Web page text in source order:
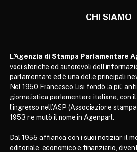
CHI SIAMO
L’Agenzia di Stampa Parlamentare
voci storiche ed autorevoli
parlamentare ed è una delle principali
Nel 1950 Francesco Lisi fondò la più
giornalistica parlamentare italiana, con il
l’ingresso nell’ASP (Associazione
1953 ne mutò il nome in Agenparl.
Dal 1955 affianca con i suoi notiziari il
editoriale, economico e finanziario,